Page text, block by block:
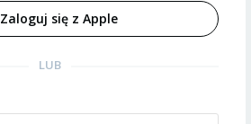
Zaloguj się z Apple
LUB